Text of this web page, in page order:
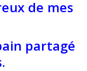
de mes
partagé